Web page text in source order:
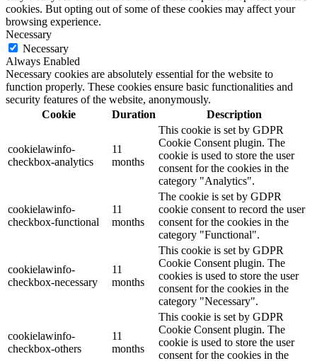
cookies. But opting out of some of these cookies may affect your
browsing experience.
Necessary
Necessary
Always Enabled
Necessary cookies are absolutely essential for the website to
function properly. These cookies ensure basic functionalities and
security features of the website, anonymously.
Cookie
Duration Description
cookielawinfo-
checkbox-analytics
11
months
This cookie is set by GDPR
Cookie Consent plugin. The
cookie is used to store the user
consent for the cookies in the
category "Analytics".
cookielawinfo-
checkbox-functional
11
months
The cookie is set by GDPR
cookie consent to record the user
consent for the cookies in the
category "Functional".
cookielawinfo-
checkbox-necessary
11
months
This cookie is set by GDPR
Cookie Consent plugin. The
cookies is used to store the user
consent for the cookies in the
category "Necessary".
cookielawinfo-
checkbox-others
11
months
This cookie is set by GDPR
Cookie Consent plugin. The
cookie is used to store the user
consent for the cookies in the